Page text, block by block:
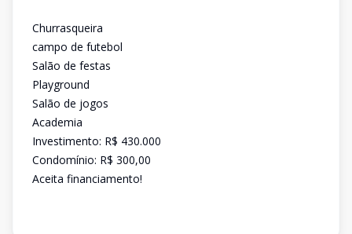
Churrasqueira
campo de futebol
Salão de festas
Playground
Salão de jogos
Academia
Investimento: R$ 430.000
Condomínio: R$ 300,00
Aceita financiamento!